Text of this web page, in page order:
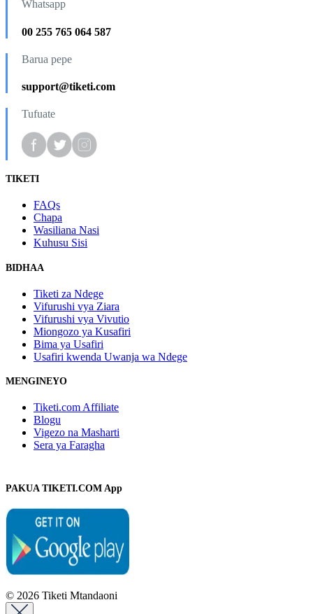
Whatsapp
00 255 765 064 587
Barua pepe
support@tiketi.com
Tufuate
TIKETI
FAQs
Chapa
Wasiliana Nasi
Kuhusu Sisi
BIDHAA
Tiketi za Ndege
Vifurushi vya Ziara
Vifurushi vya Vivutio
Miongozo ya Kusafiri
Bima ya Usafiri
Usafiri kwenda Uwanja wa Ndege
MENGINEYO
Tiketi.com Affiliate
Blogu
Vigezo na Masharti
Sera ya Faragha
PAKUA TIKETI.COM App
© 2026 Tiketi Mtandaoni